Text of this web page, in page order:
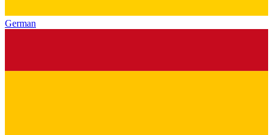
German